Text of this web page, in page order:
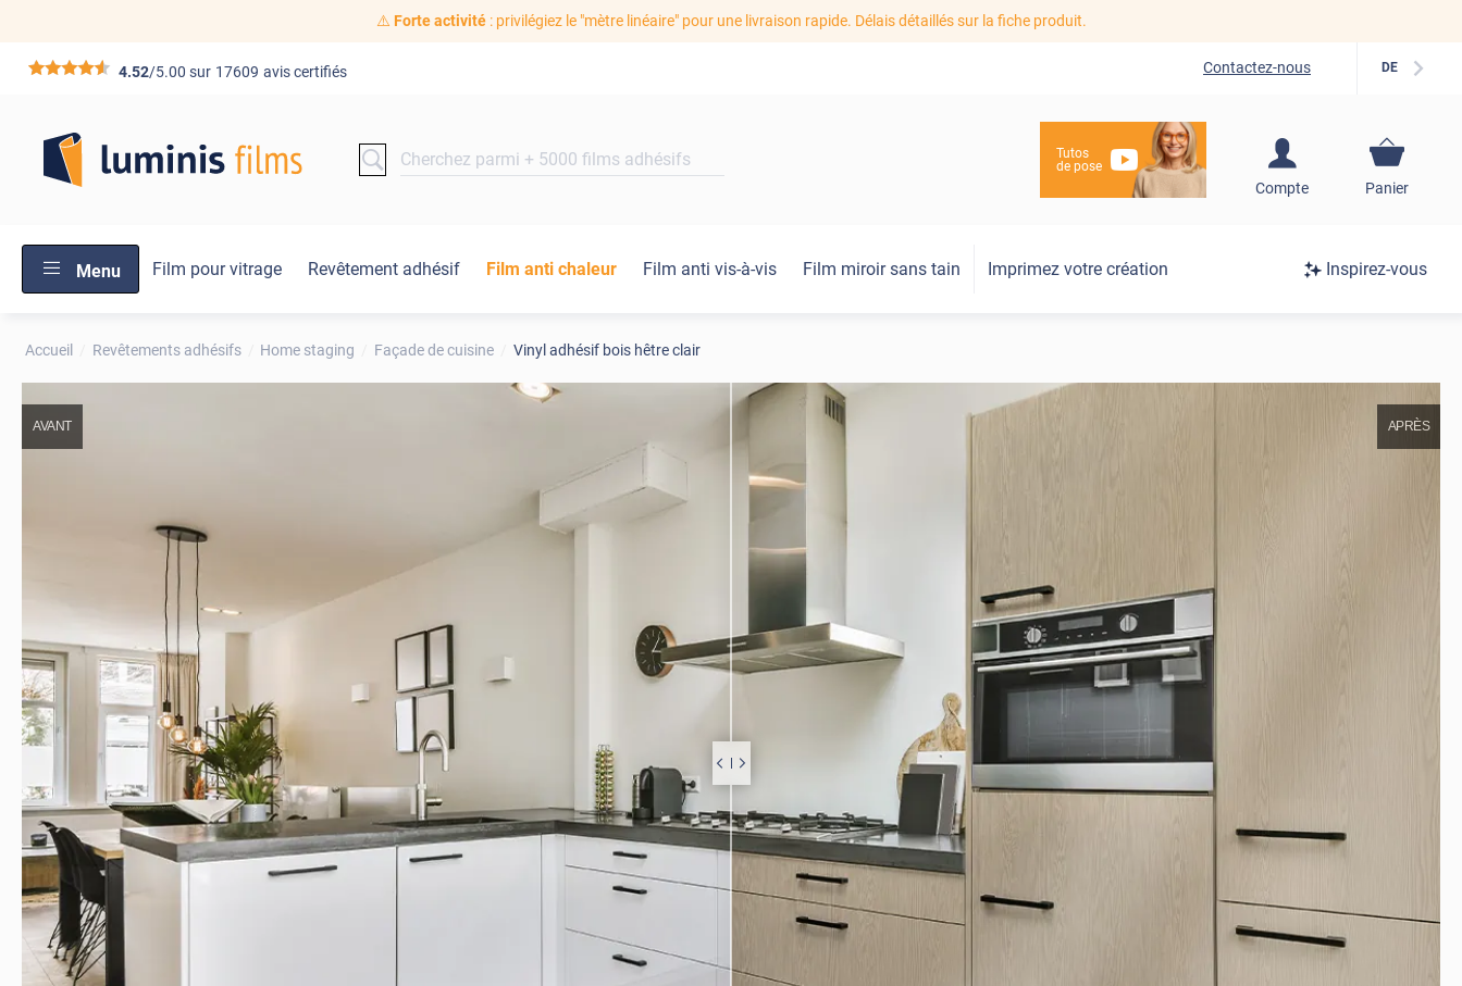
⚠️ Forte activité: privilégiez le "mètre linéaire" pour une livraison rapide. Délais détaillés sur la fiche produit.
*****4.52/5.00 sur 17609 avis certifiés Contactez-nous DE
Tutos
de pose
Compte
S'inscrire / Se
Panier
Menu Film pour vitrage Revêtement adhésif Film anti chaleur Film anti vis-à-vis Film miroir sans tain Imprimez votre création Inspirez-vous
Accueil Revêtements adhésifs Home staging Façade de cuisine Vinyl adhésif bois hêtre clair
AVANT APRÈS